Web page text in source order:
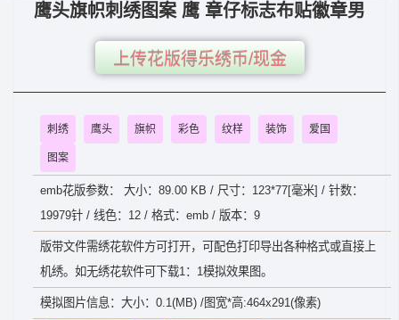
鹰头旗帜刺绣图案 鹰 章仔标志布贴徽章男
上传花版得乐绣币/现金
刺绣 鹰头 旗帜 彩色 纹样 装饰 爱国
图案
emb花版参数： 大小：89.00 KB / 尺寸：123*77[毫米] / 针数：
19979针 / 线色：12 / 格式：emb / 版本：9
版带文件需绣花软件方可打开，可配色打印导出各种格式或直接上
机绣。如无绣花软件可下载1：1模拟效果图。
模拟图片信息：大小：0.1(MB) /图宽*高:464x291(像素)